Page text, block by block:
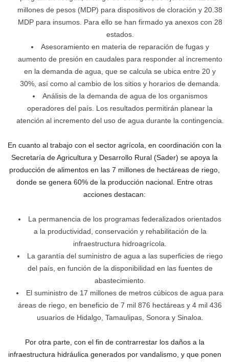
millones de pesos (MDP) para dispositivos de cloración y 20.38
MDP para insumos. Para ello se han firmado ya anexos con 28
estados.
Asesoramiento en materia de reparación de fugas y
aumento de presión en caudales para responder al incremento
en la demanda de agua, que se calcula se ubica entre 20 y
30%, así como al cambio de los sitios y horarios de demanda.
Análisis de la demanda de agua de los organismos
operadores del país. Los resultados permitirán planear la
atención al incremento del uso de agua durante la contingencia.
En cuanto al trabajo con el sector agrícola, en coordinación con la
Secretaría de Agricultura y Desarrollo Rural (Sader) se apoya la
producción de alimentos en las 7 millones de hectáreas de riego,
donde se genera 60% de la producción nacional. Entre otras
acciones destacan:
La permanencia de los programas federalizados orientados
a la productividad, conservación y rehabilitación de la
infraestructura hidroagrícola.
La garantía del suministro de agua a las superficies de riego
del país, en función de la disponibilidad en las fuentes de
abastecimiento.
El suministro de 17 millones de metros cúbicos de agua para
áreas de riego, en beneficio de 7 mil 876 hectáreas y 4 mil 436
usuarios de Hidalgo, Tamaulipas, Sonora y Sinaloa.
Por otra parte, con el fin de contrarrestar los daños a la
infraestructura hidráulica generados por vandalismo, y que ponen